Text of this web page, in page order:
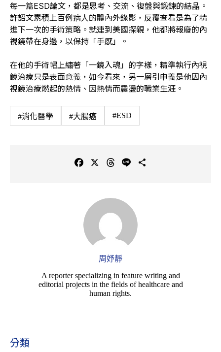
每一篇ESD論文，都是思考、交流、復盤與鍛鍊的結晶。
許詔文累積上百例病人的體內外錄影，反覆查看是為了精
進下一次的手術策略。就連到美國探親，他都將報廢的內
視鏡帶在身邊，以保持「手感」。
在他的手術帽上繡著「一鏡入魂」的字樣，精準執行內視
鏡治療只是表面意義，如今看來，另一層引申義是他因內
視鏡治療燃起的熱情、因熱情而震盪的職業生涯。
#消化醫學 #大腸癌 #ESD
b
o
e
d
s
周妤靜
A reporter specializing in feature writing and
editorial projects in the fields of healthcare and
human rights.
分類